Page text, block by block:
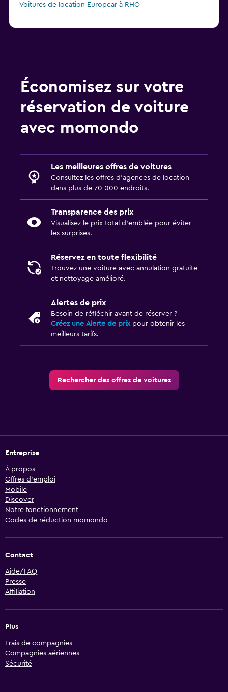
Voitures de location Europcar à RHO
Économisez sur votre
réservation de voiture
avec momondo
Les meilleures offres de voitures
Consultez les offres d’agences de location
dans plus de 70 000 endroits.
Transparence des prix
Visualisez le prix total d’emblée pour éviter
les surprises.
Réservez en toute flexibilité
Trouvez une voiture avec annulation gratuite
et nettoyage amélioré.
Alertes de prix
Besoin de réfléchir avant de réserver ?
Créez une Alerte de prixpour obtenir les
meilleurs tarifs.
Rechercher des offres de voitures
Entreprise
À propos
Offres d’emploi
Mobile
Discover
Notre fonctionnement
Codes de réduction momondo
Contact
Aide/FAQ
Presse
Affiliation
Plus
Frais de compagnies
Compagnies aériennes
Sécurité